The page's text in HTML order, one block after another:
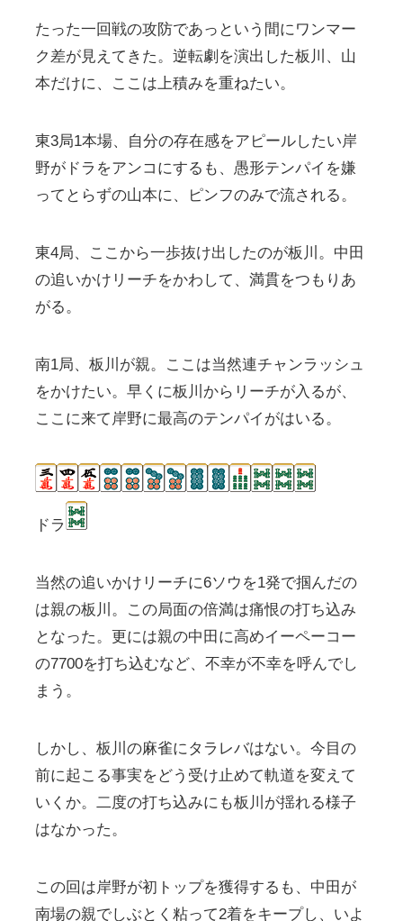
たった一回戦の攻防であっという間にワンマー
ク差が見えてきた。逆転劇を演出した板川、山
本だけに、ここは上積みを重ねたい。
東3局1本場、自分の存在感をアピールしたい岸
野がドラをアンコにするも、愚形テンパイを嫌
ってとらずの山本に、ピンフのみで流される。
東4局、ここから一歩抜け出したのが板川。中田
の追いかけリーチをかわして、満貫をつもりあ
がる。
南1局、板川が親。ここは当然連チャンラッシュ
をかけたい。早くに板川からリーチが入るが、
ここに来て岸野に最高のテンパイがはいる。
ドラ
当然の追いかけリーチに6ソウを1発で掴んだの
は親の板川。この局面の倍満は痛恨の打ち込み
となった。更には親の中田に高めイーペーコー
の7700を打ち込むなど、不幸が不幸を呼んでし
まう。
しかし、板川の麻雀にタラレバはない。今目の
前に起こる事実をどう受け止めて軌道を変えて
いくか。二度の打ち込みにも板川が揺れる様子
はなかった。
この回は岸野が初トップを獲得するも、中田が
南場の親でしぶとく粘って2着をキープし、いよ